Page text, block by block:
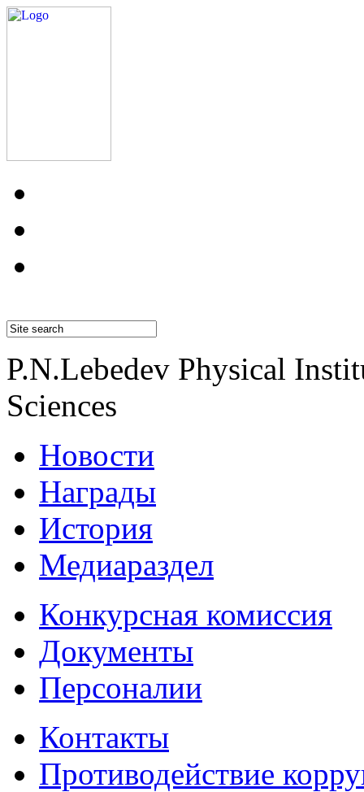
P.N.Lebedev Physical
Sciences
Новости
Награды
История
Медиараздел
Конкурсная комиссия
Документы
Персоналии
Контакты
Противодействие